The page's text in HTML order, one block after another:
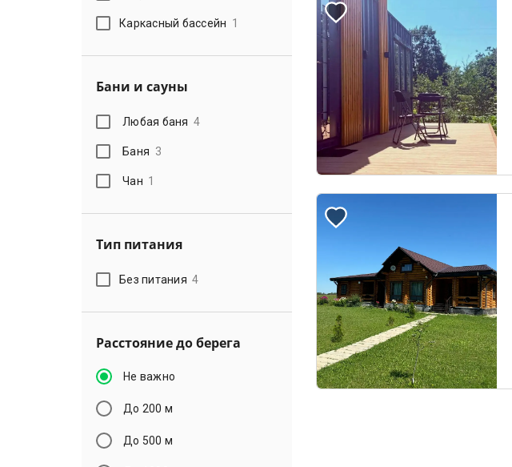
Каркасный бассейн 1
Бани и сауны
Любая баня 4
Баня 3
Чан 1
Тип питания
Без питания 4
Расстояние до берега
Не важно
До 200 м
До 500 м